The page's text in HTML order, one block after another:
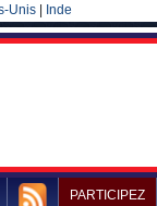
Unis Inde
PARTICIPEZ